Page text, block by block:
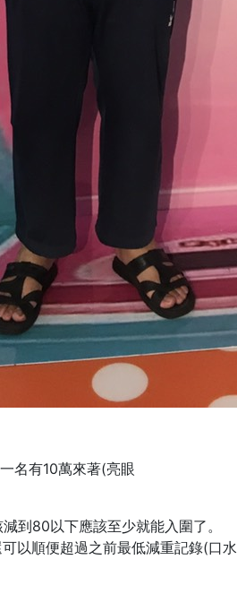
名有10萬來著(亮眼
到80以下應該至少就能入圍了。
以順便超過之前最低減重記錄(口水